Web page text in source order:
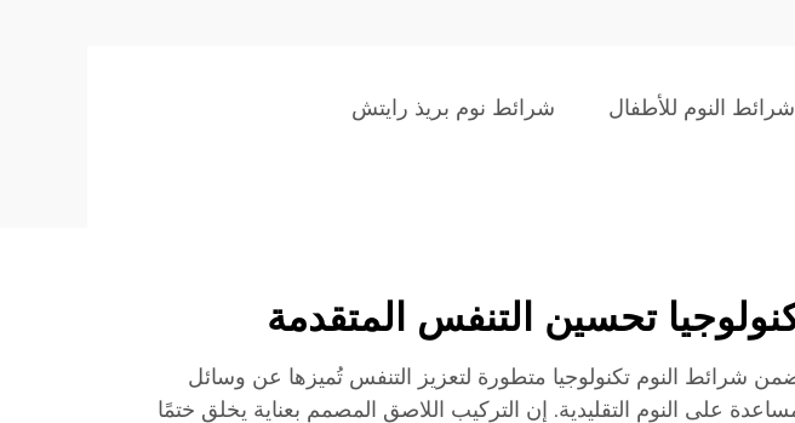
شرائط النوم للأطفال شرائط نوم بريذ رايتش
تحسين التنفس المتقدمة
شرائط النوم تكنولوجيا متطورة لتعزيز التنفس تُميزها عن وسائل
على النوم التقليدية. إن التركيب اللاصق المصمم بعناية يخلق ختمًا